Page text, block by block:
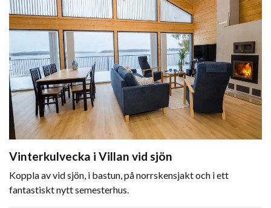
Vinterkulvecka i Villan vid sjön
Koppla av vid sjön, i bastun, på norrskensjakt och i ett
fantastiskt nytt semesterhus.